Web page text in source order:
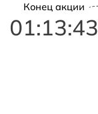
Конец акции
01:13:41